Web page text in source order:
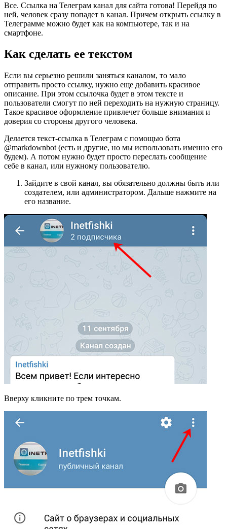
Все. Ссылка на Телеграм канал для сайта готова! Перейдя по
ней, человек сразу попадет в канал. Причем открыть ссылку в
Телеграмме можно будет как на компьютере, так и на
смартфоне.
Как сделать ее текстом
Если вы серьезно решили заняться каналом, то мало
отправить просто ссылку, нужно еще добавить красивое
описание. При этом ссылочка будет в этом тексте и
пользователи смогут по ней переходить на нужную страницу.
Такое красивое оформление привлечет больше внимания и
доверия со стороны другого человека.
Делается текст-ссылка в Телеграм с помощью бота
@markdownbot (есть и другие, но мы использовать именно его
будем). А потом нужно будет просто переслать сообщение
себе в канал, или нужному пользователю.
Зайдите в свой канал, вы обязательно должны быть или
создателем, или администратором. Дальше нажмите на
его название.
Вверху кликните по трем точкам.